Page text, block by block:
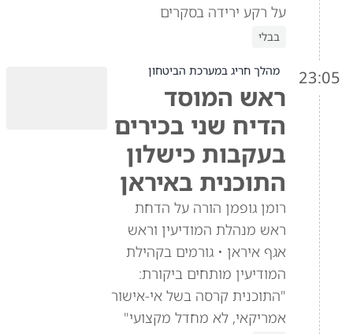
על רקע ירידה בסקרים
בבלי
23:05 מהלך חריג במערכת הביטחון
ראש המוסד
הדיח שני בכירים
בעקבות כישלון
התוכנית באיראן
רומן גופמן הורה על הדחת
ראש מנהלת המודיעין וראש
אגף איראן • גורמים בקהילת
המודיעין מותחים ביקורת:
"התוכנית קרסה בשל אי-אישור
אמריקאי, לא מחדל מקצועי"